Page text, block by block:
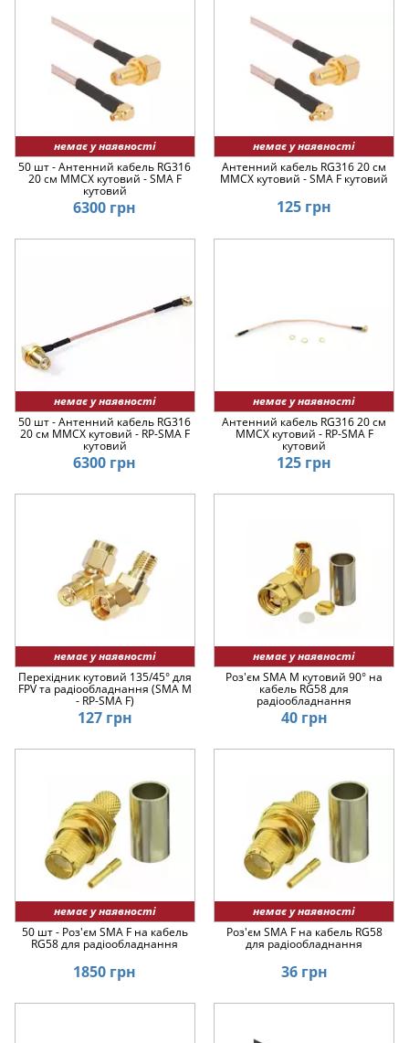
немає у наявності
50 шт - Антенний кабель RG316
20 см MMCX кутовий - SMA F
кутовий
6300 грн
немає у наявності
Антенний кабель RG316 20 см
MMCX кутовий - SMA F кутовий
125 грн
немає у наявності
50 шт - Антенний кабель RG316
20 см MMCX кутовий - RP-SMA F
кутовий
6300 грн
немає у наявності
Антенний кабель RG316 20 см
MMCX кутовий - RP-SMA F
кутовий
125 грн
немає у наявності
Перехідник кутовий 135/45° для
FPV та радіообладнання (SMA M
- RP-SMA F)
127 грн
немає у наявності
Роз'єм SMA M кутовий 90° на
кабель RG58 для
радіообладнання
40 грн
немає у наявності
50 шт - Роз'єм SMA F на кабель
RG58 для радіообладнання
1850 грн
немає у наявності
Роз'єм SMA F на кабель RG58
для радіообладнання
36 грн